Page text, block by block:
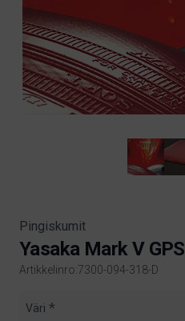
Pingiskumit
Yasaka Mark V GPS
Artikkelinro:7300-094-318-D
Product information
Väri